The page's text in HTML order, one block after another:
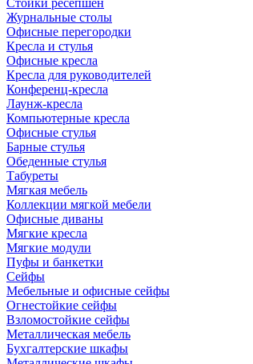
Стойки ресепшен
Журнальные столы
Офисные перегородки
Кресла и стулья
Офисные кресла
Кресла для руководителей
Конференц-кресла
Лаунж-кресла
Компьютерные кресла
Офисные стулья
Барные стулья
Обеденные стулья
Табуреты
Мягкая мебель
Коллекции мягкой мебели
Офисные диваны
Мягкие кресла
Мягкие модули
Пуфы и банкетки
Сейфы
Мебельные и офисные сейфы
Огнестойкие сейфы
Взломостойкие сейфы
Металлическая мебель
Бухгалтерские шкафы